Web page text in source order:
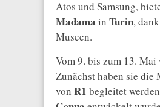
Atos und Samsung,
Madama in Turin,
Museen.
Vom 9. bis zum 13. Mai
Zunächst haben sie
von R1 begleitet